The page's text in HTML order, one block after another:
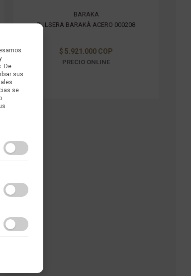
BARAKA
PULSERA BARAKÀ ACERO 000208
$ 5.921.000 COP
PRECIO ONLINE
De
sus
se
de